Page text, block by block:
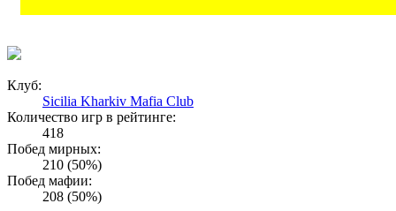
Клуб:
Sicilia Kharkiv Mafia Club
Количество игр в рейтинге:
418
Побед мирных:
210 (50%)
Побед мафии:
208 (50%)